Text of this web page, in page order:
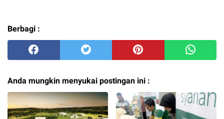
Berbagi :
Anda mungkin menyukai postingan ini :